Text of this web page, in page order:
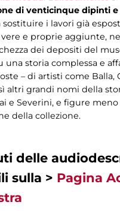
di venticinque dipinti
sostituire i lavori già
e proprie aggiunte,
dei depositi del
una storia complessa e
– di artisti come Balla,
altri grandi nomi della
e Severini, e figure
della collezione.
delle
sulla > Pagina